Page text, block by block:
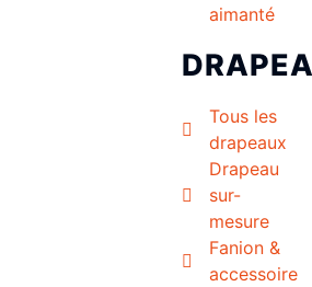
aimanté
Tous les
drapeaux
Drapeau
sur-
mesure
Fanion &
accessoire